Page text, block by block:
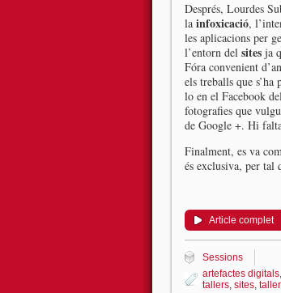
Després, Lourdes
la infoxicació,
les aplicacions per
l’entorn del sites ja
Fóra convenient
els treballs que
lo en el Facebook
fotografies que
de Google +. Hi
Finalment, es va
és exclusiva, per tal
Article complet
Sessions
artefactes digitals,
tallers, sites,